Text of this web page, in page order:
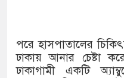
পরে হাসপাতালের
ঢাকায় আনার চেষ্টা
ঢাকাগামী একটি